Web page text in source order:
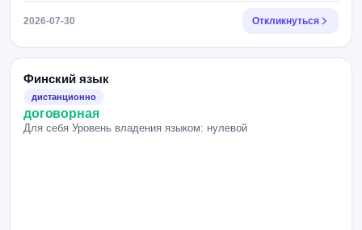
2026-07-30 Откликнуться
Финский язык
дистанционно
договорная
Для себя Уровень владения языком: нулевой